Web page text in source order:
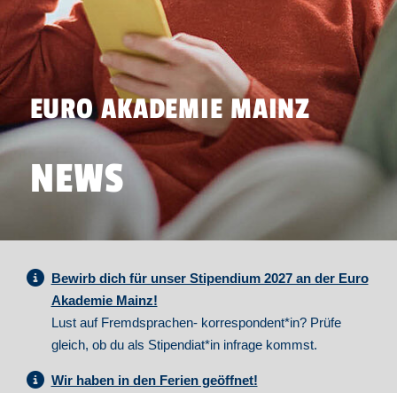
EURO AKADEMIE MAINZ
NEWS
Bewirb dich für unser Stipendium 2027 an der Euro
Akademie Mainz!
Lust auf Fremdsprachen- korrespondent*in? Prüfe
gleich, ob du als Stipendiat*in infrage kommst.
Wir haben in den Ferien geöffnet!